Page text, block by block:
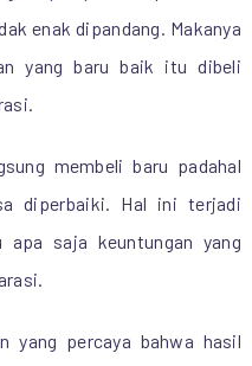
enak dipandang. Makanya
yang baru baik itu dibeli
membeli baru padahal
diperbaiki. Hal ini terjadi
apa saja keuntungan yang
yang percaya bahwa hasil